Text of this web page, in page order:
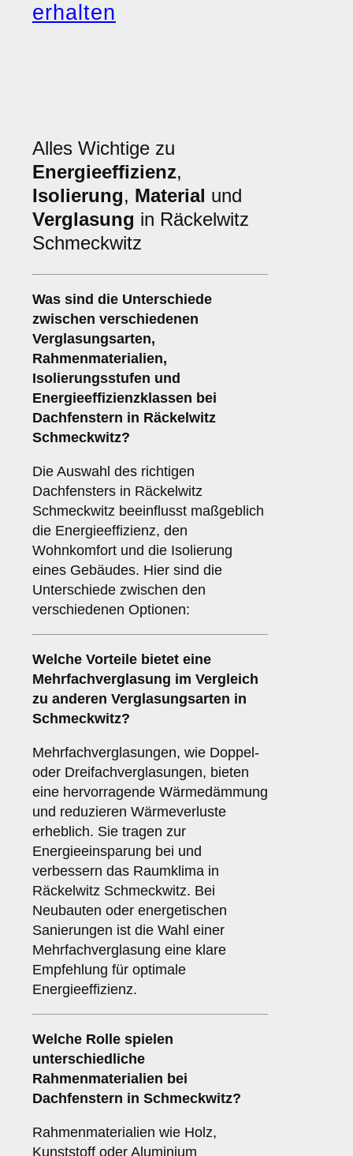
erhalten
Alles Wichtige zu
Energieeffizienz,
Isolierung, Material und
Verglasung in Räckelwitz
Schmeckwitz
Was sind die Unterschiede
zwischen verschiedenen
Verglasungsarten,
Rahmenmaterialien,
Isolierungsstufen und
Energieeffizienzklassen bei
Dachfenstern in Räckelwitz
Schmeckwitz?
Die Auswahl des richtigen
Dachfensters in Räckelwitz
Schmeckwitz beeinflusst maßgeblich
die Energieeffizienz, den
Wohnkomfort und die Isolierung
eines Gebäudes. Hier sind die
Unterschiede zwischen den
verschiedenen Optionen:
Welche Vorteile bietet eine
Mehrfachverglasung im Vergleich
zu anderen Verglasungsarten in
Schmeckwitz?
Mehrfachverglasungen, wie Doppel-
oder Dreifachverglasungen, bieten
eine hervorragende Wärmedämmung
und reduzieren Wärmeverluste
erheblich. Sie tragen zur
Energieeinsparung bei und
verbessern das Raumklima in
Räckelwitz Schmeckwitz. Bei
Neubauten oder energetischen
Sanierungen ist die Wahl einer
Mehrfachverglasung eine klare
Empfehlung für optimale
Energieeffizienz.
Welche Rolle spielen
unterschiedliche
Rahmenmaterialien bei
Dachfenstern in Schmeckwitz?
Rahmenmaterialien wie Holz,
Kunststoff oder Aluminium